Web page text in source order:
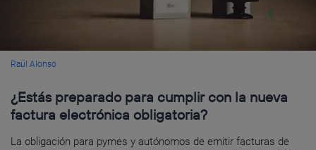
Raúl Alonso
¿Estás preparado para cumplir con la nueva
factura electrónica obligatoria?
La obligación para pymes y autónomos de emitir facturas de